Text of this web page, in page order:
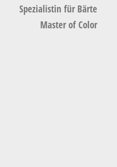
Spezialistin für Bärte
Master of Color